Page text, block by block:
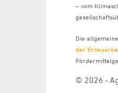
– vom
Die
der
© 2026 -